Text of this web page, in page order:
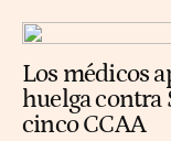
Los médicos
huelga contra
cinco CCAA